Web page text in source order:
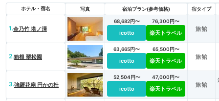
ホテル・宿名 写真 宿泊プラン(参考価格) 宿タイプ
1.金乃竹 塔ノ澤
68,682円〜
icotto
76,300円〜
楽天トラベル
旅館
2.箱根 翠松園
63,665円〜
icotto
65,500円〜
楽天トラベル
旅館
3.強羅花扇 円かの杜
52,504円〜
icotto
47,000円〜
楽天トラベル
旅館